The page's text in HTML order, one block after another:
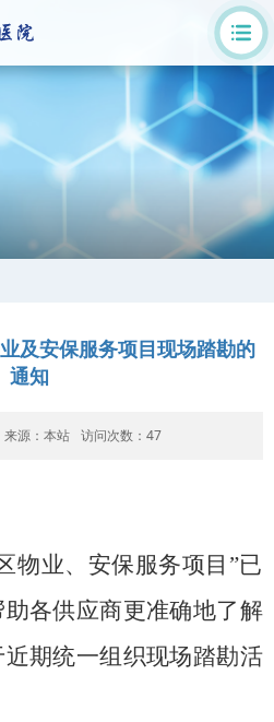
及安保服务项目现场踏勘的
通知
来源：本站 访问次数： 47
物业、安保服务项目”已
助各供应商更准确地了解
近期统一组织现场踏勘活